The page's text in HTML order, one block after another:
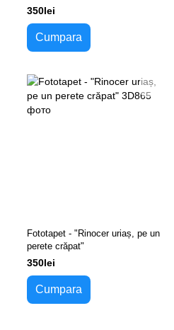
350lei
Cumpara
Fototapet - "Rinocer uriaș, pe un
perete crăpat"
350lei
Cumpara